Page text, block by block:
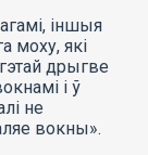
іншыя
моху, які
дрыгве
і ў
не
вокны».